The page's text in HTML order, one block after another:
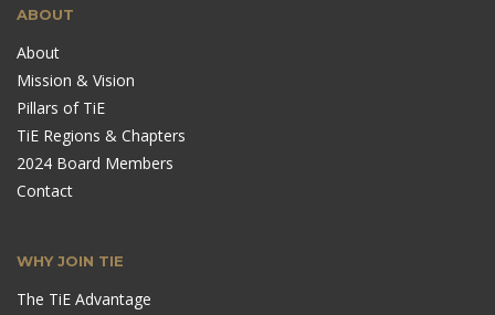
ABOUT
About
Mission & Vision
Pillars of TiE
TiE Regions & Chapters
2024 Board Members
Contact
WHY JOIN TIE
The TiE Advantage